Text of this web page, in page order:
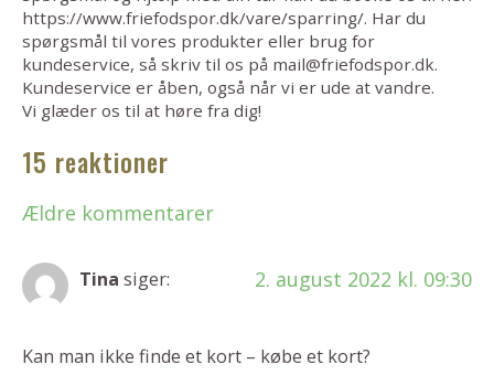
https://www.friefodspor.dk/vare/sparring/. Har du
spørgsmål til vores produkter eller brug for
kundeservice, så skriv til os på mail@friefodspor.dk.
Kundeservice er åben, også når vi er ude at vandre.
Vi glæder os til at høre fra dig!
15 reaktioner
Ældre kommentarer
Tina siger: 2. august 2022 kl. 09:30
Kan man ikke finde et kort – købe et kort?